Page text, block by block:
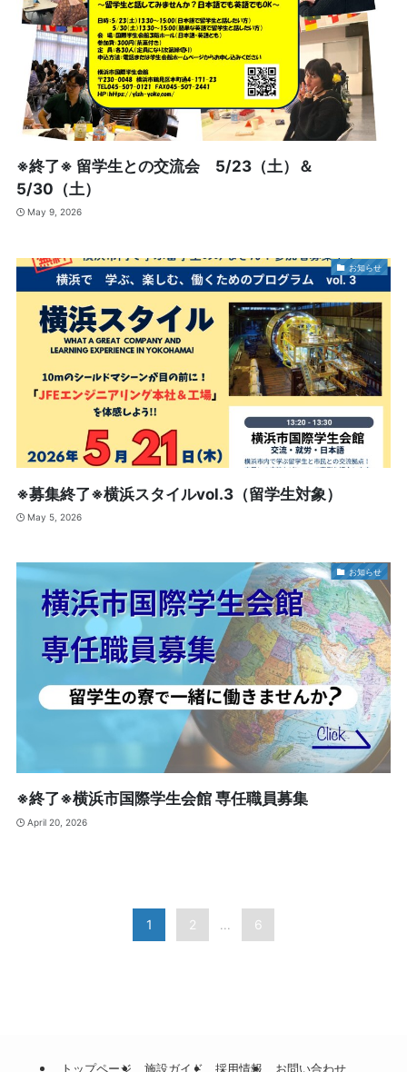
※終了※ 留学生との交流会 5/23（土）＆
5/30（土）
May 9, 2026
お知らせ
※募集終了※横浜スタイルvol.3（留学生対象）
May 5, 2026
お知らせ
※終了※横浜市国際学生会館 専任職員募集
April 20, 2026
1 2 ... 6
トップページ 施設ガイド 採用情報 お問い合わせ